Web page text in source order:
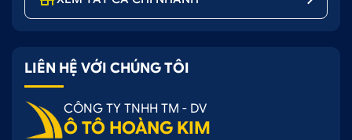
LIÊN HỆ VỚI CHÚNG TÔI
CÔNG TY TNHH TM - DV
Ô TÔ HOÀNG KIM